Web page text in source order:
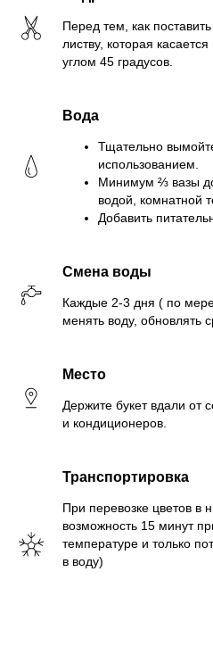
Перед тем, как
листву, которая
углом 45 градусов.
Вода
Тщательно
использованием.
Минимум ⅔ вазы
водой, комнатной
Добавить
Смена воды
Каждые 2-3 дня ( по
менять воду, обновлять
Место
Держите букет вдали от
и кондиционеров.
Транспортировка
При перевозке цветов в
возможность 15 минут
температуре и только
в воду)